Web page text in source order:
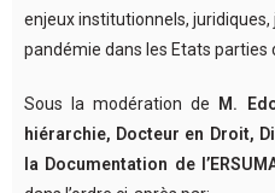
enjeux institutionnels,
pandémie dans les Etats parties
Sous la modération de M.
hiérarchie, Docteur en Droit,
la Documentation de